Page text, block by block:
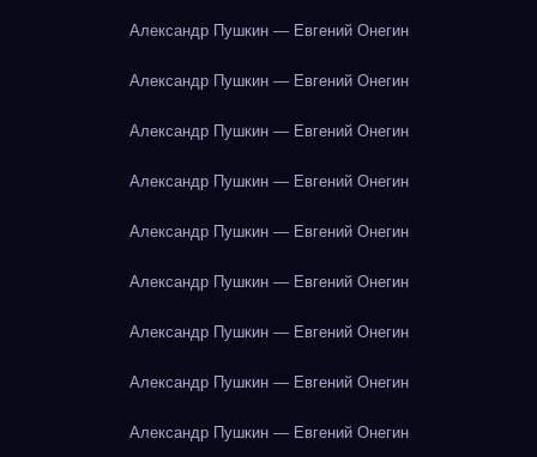
Александр Пушкин — Евгений Онегин
Александр Пушкин — Евгений Онегин
Александр Пушкин — Евгений Онегин
Александр Пушкин — Евгений Онегин
Александр Пушкин — Евгений Онегин
Александр Пушкин — Евгений Онегин
Александр Пушкин — Евгений Онегин
Александр Пушкин — Евгений Онегин
Александр Пушкин — Евгений Онегин